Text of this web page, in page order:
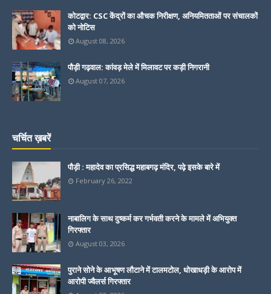
कोटद्वार: CSC केंद्रों का औचक निरीक्षण, अनियमितताओं पर संचालकों
को नोटिस
August 08, 2026
पौड़ी गढ़वाल: कांवड़ मेले में मिलावट पर कड़ी निगरानी
August 07, 2026
चर्चित ख़बरें
पौड़ी : महादेव का प्रसिद्ध महाबगढ़ मंदिर, पढ़े इसके बारे में
February 26, 2022
नाबालिग के साथ दुष्कर्म कर गर्भवती करने के मामले में अभियुक्त
गिरफ्तार
August 03, 2026
पुराने सोने के आभूषण लौटाने में टालमटोल, धोखाधड़ी के आरोप में
आरोपी ज्वैलर्स गिरफ्तार